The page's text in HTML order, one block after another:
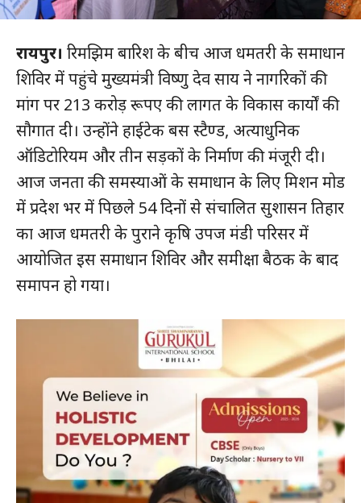
रायपुर। रिमझिम बारिश के बीच आज धमतरी के समाधान
शिविर में पहुंचे मुख्यमंत्री विष्णु देव साय ने नागरिकों की
मांग पर 213 करोड़ रूपए की लागत के विकास कार्याें की
सौगात दी। उन्होंने हाईटेक बस स्टैण्ड, अत्याधुनिक
ऑडिटोरियम और तीन सड़कों के निर्माण की मंजूरी दी।
आज जनता की समस्याओं के समाधान के लिए मिशन मोड
में प्रदेश भर में पिछले 54 दिनों से संचालित सुशासन तिहार
का आज धमतरी के पुराने कृषि उपज मंडी परिसर में
आयोजित इस समाधान शिविर और समीक्षा बैठक के बाद
समापन हो गया।